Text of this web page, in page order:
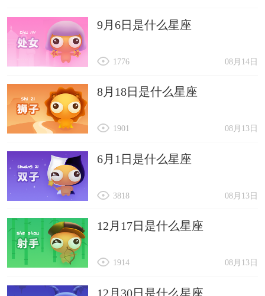
9月6日是什么星座
08月14日
1776
8月18日是什么星座
08月13日
1901
6月1日是什么星座
08月13日
3818
12月17日是什么星座
08月13日
1914
12月30日是什么星座